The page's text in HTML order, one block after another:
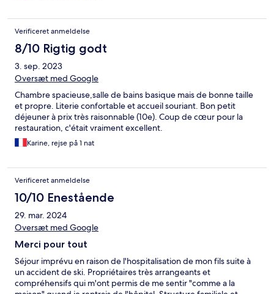
Verificeret anmeldelse
8/10 Rigtig godt
3. sep. 2023
Oversæt med Google
Chambre spacieuse,salle de bains basique mais de bonne taille
et propre. Literie confortable et accueil souriant. Bon petit
déjeuner à prix très raisonnable (10e). Coup de cœur pour la
restauration, c'était vraiment excellent.
Karine, rejse på 1 nat
Verificeret anmeldelse
10/10 Enestående
29. mar. 2024
Oversæt med Google
Merci pour tout
Séjour imprévu en raison de l'hospitalisation de mon fils suite à
un accident de ski. Propriétaires très arrangeants et
compréhensifs qui m'ont permis de me sentir "comme a la